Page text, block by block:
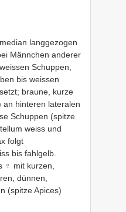
langgezogen
Männchen anderer
Schuppen,
bis weissen
braune, kurze
an hinteren lateralen
Schuppen (spitze
weiss und
folgt
bis fahlgelb.
♀ mit kurzen,
dünnen,
(spitze Apices)